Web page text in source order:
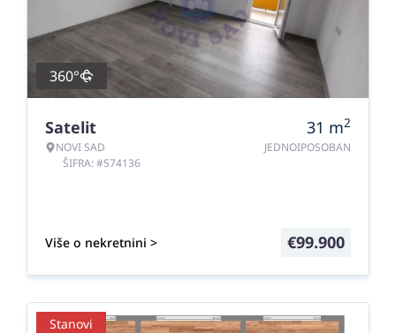
360°
Satelit
NOVI SAD
ŠIFRA: #574136
31 m2
JEDNOIPOSOBAN
Više o nekretnini > €99.900
Stanovi